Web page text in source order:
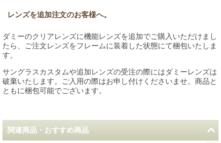
レンズを追加注文のお客様へ。
ダミーのクリアレンズに機能レンズを追加でご購入いただけまし
たら、ご注文レンズをフレームに装着した状態にて梱包いたしま
す。
サングラスカスタムや追加レンズの受注の際にはダミーレンズは
破棄いたします。ご入用の際はお申し付けくださいませ。商品と
ともに梱包可能でございます。
関連商品・おすすめ商品